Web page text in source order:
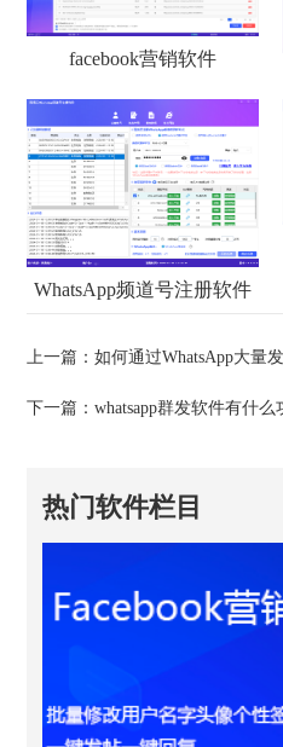
facebook营销软件
WhatsApp频道号注册软件
上一篇：如何通过WhatsApp大量
下一篇：whatsapp群发软件有什么
热门软件栏目